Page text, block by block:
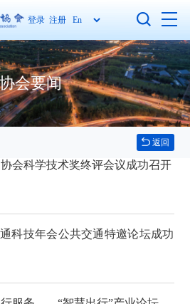
登录注册
协会要闻
返回
会科学技术奖终评会议成功召开
科技年会公共交通特邀论坛成功